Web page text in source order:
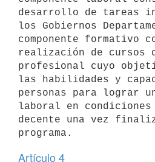
desarrollo de tareas
los Gobiernos
componente formativo
realización de cursos
profesional cuyo
las habilidades y
personas para lograr
laboral en
decente una vez
Artículo 4